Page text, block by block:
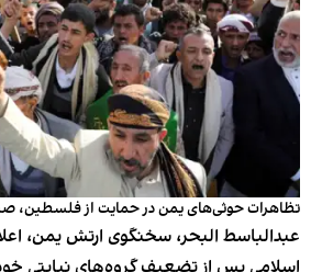
تظاهرات حوثی‌های یمن در حمایت از فلسطین، صنعا، ۱۴
عبدالباسط البحر، سخنگوی ارتش یمن،